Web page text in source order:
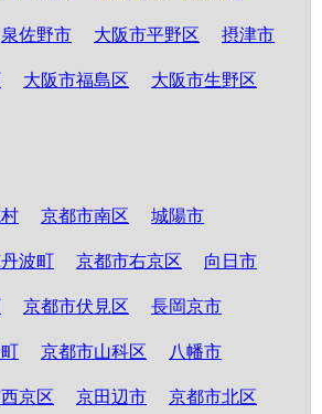
泉佐野市 大阪市平野区 摂津市
大阪市福島区 大阪市生野区
京都市南区 城陽市
波町 京都市右京区 向日市
京都市伏見区 長岡京市
京都市山科区 八幡市
京区 京田辺市 京都市北区